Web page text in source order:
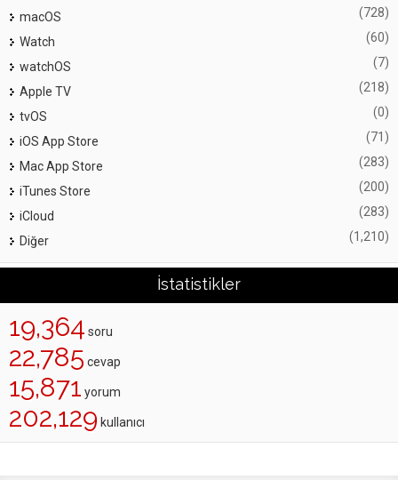
macOS (728)
Watch (60)
watchOS (7)
Apple TV (218)
tvOS (0)
iOS App Store (71)
Mac App Store (283)
iTunes Store (200)
iCloud (283)
Diğer (1,210)
İstatistikler
19,364 soru
22,785 cevap
15,871 yorum
202,129 kullanıcı